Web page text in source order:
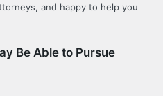
and happy to help you
Be Able to Pursue